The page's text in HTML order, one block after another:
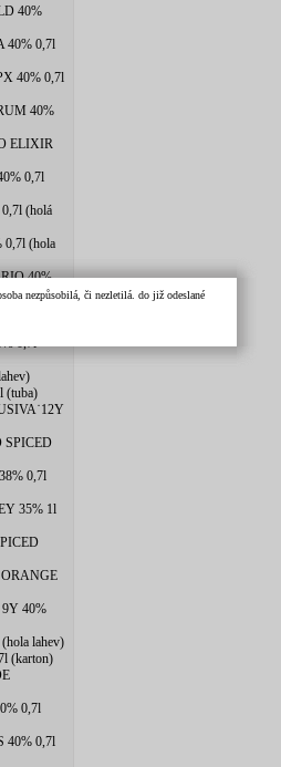
40%
40% 0,7l
40% 0,7l
40%
ELIXIR
0,7l
(holá
(hola
40%
0,7l
(tuba)
SPICED
0,7l
35% 1l
40%
lahev)
(karton)
0,7l
40% 0,7l
nezpůsobilá, či nezletilá. do již odeslané